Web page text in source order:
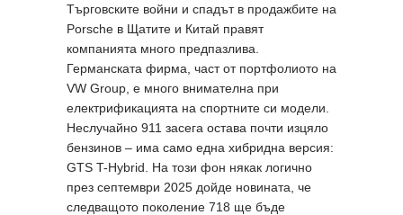
Търговските войни и спадът в продажбите на
Porsche в Щатите и Китай правят
компанията много предпазлива.
Германската фирма, част от портфолиото на
VW Group, е много внимателна при
електрификацията на спортните си модели.
Неслучайно 911 засега остава почти изцяло
бензинов – има само една хибридна версия:
GTS T-Hybrid. На този фон някак логично
през септември 2025 дойде новината, че
следващото поколение 718 ще бъде